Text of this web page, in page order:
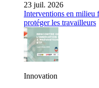
23 juil. 2026
Interventions en milieu
protéger les travailleurs
Innovation